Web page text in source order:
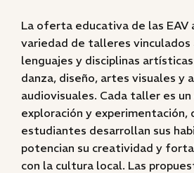
La oferta educativa de las EAV
variedad de talleres
lenguajes y disciplinas
danza, diseño, artes visuales y
audiovisuales. Cada taller es un
exploración y experimentación,
estudiantes desarrollan sus
potencian su creatividad y
con la cultura local. Las